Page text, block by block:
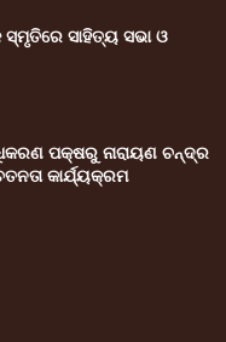
ସାହିତ୍ୟ ସଭା ଓ
ପକ୍ଷରୁ ନାରାୟଣ ଚନ୍ଦ୍ର
କାର୍ଯ୍ୟକ୍ରମ